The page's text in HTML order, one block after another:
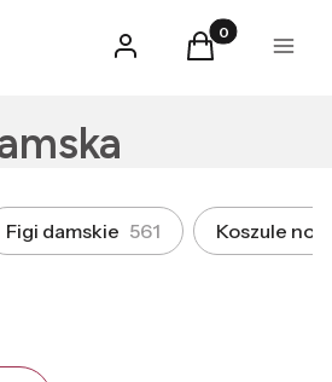
Zaloguj sięProdukty w
Koszyk Menu
Figi damskie 561 Koszule